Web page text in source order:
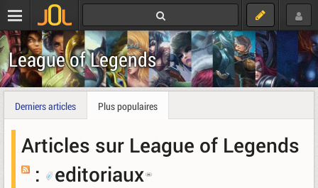
League of Legends
Derniers articles Plus populaires
Articles sur League of Legends
:
editoriaux